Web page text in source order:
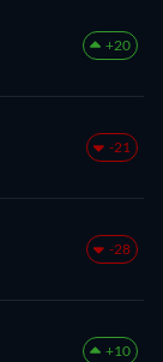
+20
-21
-28
+10